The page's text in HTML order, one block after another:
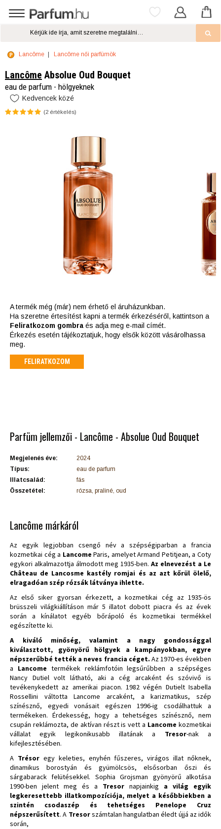
Lancôme Lancôme női parfümök
Lancôme Absolue Oud Bouquet
eau de parfum - hölgyeknek
Kedvencek közé
(2 értékelés)
A termék még (már) nem érhető el áruházunkban.
Ha szeretne értesítést kapni a termék érkezéséről, kattintson a
Feliratkozom gombra és adja meg e-mail címét.
Érkezés esetén tájékoztatjuk, hogy elsők között vásárolhassa
meg.
FELIRATKOZOM
Parfüm jellemzői - Lancôme - Absolue Oud Bouquet
Megjelenés éve:
2024
Típus:
eau de parfum
Illatcsalád:
fás
Összetétel:
rózsa, praliné, oud
Lancôme márkáról
Az egyik legjobban csengő név a szépségiparban a francia
kozmetikai cég a Lancome Paris, amelyet Armand Petitjean, a Coty
egykori alkalmazottja álmodott meg 1935-ben. Az elnevezést a Le
Château de Lancosme kastély romjai és az azt kőrül ölelő,
elragadóan szép rózsák látványa ihlette.
Az első siker gyorsan érkezett, a kozmetikai cég az 1935-ös
brüsszeli világkiállításon már 5 illatot dobott piacra és az évek
során a kínálatot egyéb bőrápoló és kozmetikai termékkel
egészítette ki.
A kiváló minőség, valamint a nagy gondossággal
kiválasztott, gyönyörű hölgyek a kampányokban, egyre
népszerűbbé tették a neves francia céget. Az 1970-es években
a Lancome termékek reklámfotóin legsűrűbben a szépséges
Nancy Dutiel volt látható, aki a cég arcaként és szóvivő is
tevékenykedett az amerikai piacon. 1982 végén Dutielt Isabella
Rossellini váltotta Lancome arcaként, a karizmatikus, szép
színésznő, egyedi vonásait egészen 1996-ig csodálhattuk a
termékeken. Érdekesség, hogy a tehetséges színésznő, nem
csupán reklámozta, de aktívan részt is vett a Lancome kozmetikai
vállalat egyik legikonikusabb illatának a Tresor-nak a
kifejlesztésében.
A Trésoregy keleties, enyhén fűszeres, virágos illat nőknek,
dinamikus borostyán és gyümölcsös, elsősorban őszi és
sárgabarack felütésekkel. Sophia Grojsman gyönyörű alkotása
1990-ben jelent meg és a Tresor napjainkig a világ egyik
legkeresettebb illatkompozíciója, melyet a későbbiekben a
szintén csodaszép és tehetséges Penelope Cruz
népszerűsített. A Tresorszámtalan hangulatban éledt újjá az idők
során,